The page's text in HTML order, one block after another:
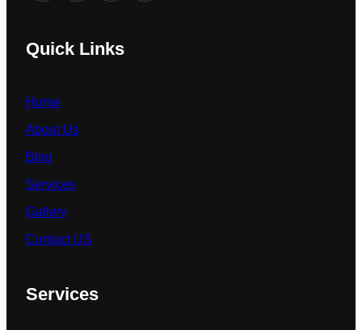
Quick Links
Home
About Us
Blog
Services
Gallery
Contact US
Services